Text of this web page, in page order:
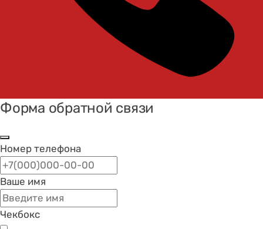
Форма обратной связи
Номер телефона
Ваше имя
Чекбокс